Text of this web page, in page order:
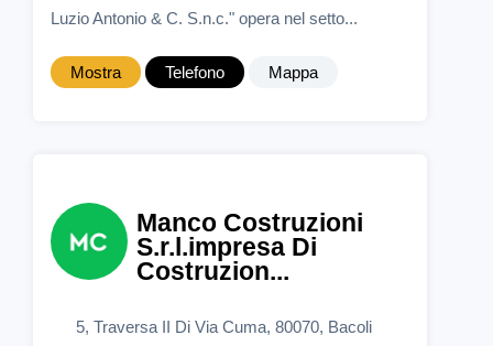
Luzio Antonio & C. S.n.c." opera nel setto...
Mostra Telefono Mappa
Manco Costruzioni
S.r.l.impresa Di
Costruzion...
5, Traversa II Di Via Cuma, 80070, Bacoli